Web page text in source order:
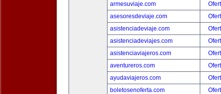
armesuviaje.com
asesoresdeviaje.com
asistenciadeviaje.com
asistenciadeviajes.com
asistenciaviajeros.com
aventureros.com
ayudaviajeros.com
boletosenoferta.com